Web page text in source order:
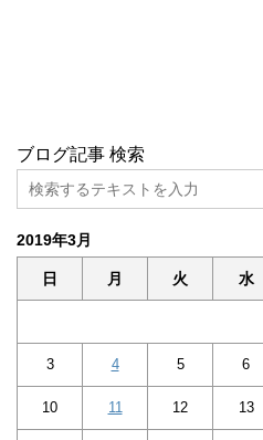
ブログ記事 検索
2019年3月
日 月 火 水
3 4 5 6
10 11 12 13